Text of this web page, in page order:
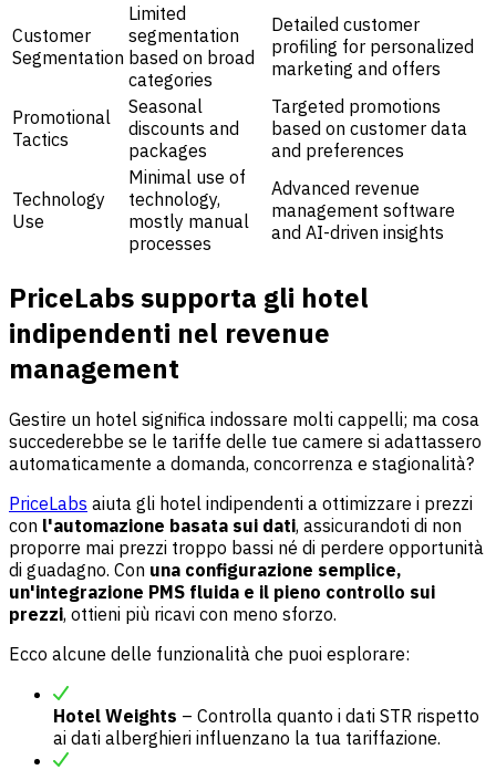
Customer
Segmentation
Limited
segmentation
based on broad
categories
Detailed customer
profiling for personalized
marketing and offers
Promotional
Tactics
Seasonal
discounts and
packages
Targeted promotions
based on customer data
and preferences
Technology
Use
Minimal use of
technology,
mostly manual
processes
Advanced revenue
management software
and AI-driven insights
PriceLabs supporta gli hotel
indipendenti nel revenue
management
Gestire un hotel significa indossare molti cappelli; ma cosa
succederebbe se le tariffe delle tue camere si adattassero
automaticamente a domanda, concorrenza e stagionalità?
PriceLabs aiuta gli hotel indipendenti a ottimizzare i prezzi
con l'automazione basata sui dati, assicurandoti di non
proporre mai prezzi troppo bassi né di perdere opportunità
di guadagno. Con una configurazione semplice,
un'integrazione PMS fluida e il pieno controllo sui
prezzi, ottieni più ricavi con meno sforzo.
Ecco alcune delle funzionalità che puoi esplorare:
Hotel Weights – Controlla quanto i dati STR rispetto
ai dati alberghieri influenzano la tua tariffazione.